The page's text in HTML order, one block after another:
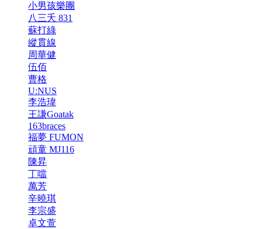
小男孩樂團
八三夭 831
蘇打綠
縱貫線
周華健
伍佰
曹格
U:NUS
李浩瑋
王謙Goatak
163braces
福夢 FUMON
頑童 MJ116
陳昇
丁噹
萬芳
辛曉琪
李宗盛
卓文萱